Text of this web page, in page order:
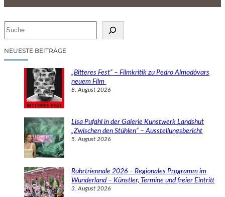
NEUESTE BEITRÄGE
„Bitteres Fest“ – Filmkritik zu Pedro Almodóvars
neuem Film
8. August 2026
Lisa Pufahl in der Galerie Kunstwerk Landshut
„Zwischen den Stühlen“ – Ausstellungsbericht
5. August 2026
Ruhrtriennale 2026 – Regionales Programm im
Wunderland – Künstler, Termine und freier Eintritt
3. August 2026